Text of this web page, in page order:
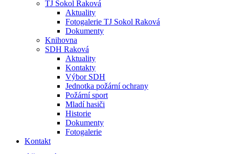
TJ Sokol Raková
Aktuality
Fotogalerie TJ Sokol Raková
Dokumenty
Knihovna
SDH Raková
Aktuality
Kontakty
Výbor SDH
Jednotka požární ochrany
Požární sport
Mladí hasiči
Historie
Dokumenty
Fotogalerie
Kontakt